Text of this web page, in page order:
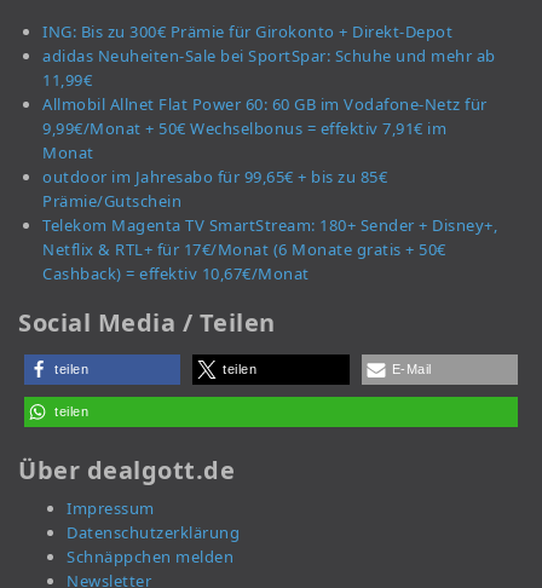
ING: Bis zu 300€ Prämie für Girokonto + Direkt-Depot
adidas Neuheiten-Sale bei SportSpar: Schuhe und mehr ab
11,99€
Allmobil Allnet Flat Power 60: 60 GB im Vodafone-Netz für
9,99€/Monat + 50€ Wechselbonus = effektiv 7,91€ im
Monat
outdoor im Jahresabo für 99,65€ + bis zu 85€
Prämie/Gutschein
Telekom Magenta TV SmartStream: 180+ Sender + Disney+,
Netflix & RTL+ für 17€/Monat (6 Monate gratis + 50€
Cashback) = effektiv 10,67€/Monat
Social Media / Teilen
teilen teilen E-Mail
teilen
Über dealgott.de
Impressum
Datenschutzerklärung
Schnäppchen melden
Newsletter